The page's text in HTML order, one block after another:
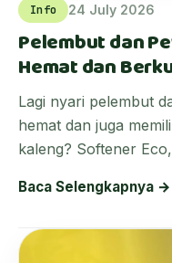
Info 24 July 2026
Pelembut dan
Hemat dan
Lagi nyari pelembut
hemat dan juga
kaleng? Softener
Baca Selengkapnya →